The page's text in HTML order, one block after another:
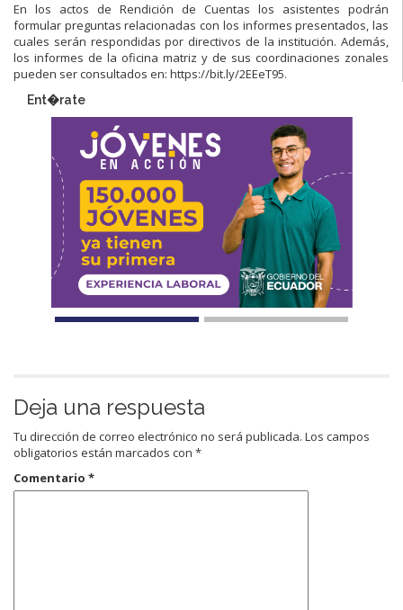
En los actos de Rendición de Cuentas los asistentes podrán
formular preguntas relacionadas con los informes presentados, las
cuales serán respondidas por directivos de la institución. Además,
los informes de la oficina matriz y de sus coordinaciones zonales
pueden ser consultados en: https://bit.ly/2EEeT95.
Ent�rate
Deja una respuesta
Tu dirección de correo electrónico no será publicada. Los campos
obligatorios están marcados con *
Comentario *